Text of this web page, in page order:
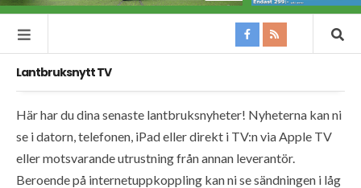
Lantbruksnytt TV
Här har du dina senaste lantbruksnyheter! Nyheterna kan ni
se i datorn, telefonen, iPad eller direkt i TV:n via Apple TV
eller motsvarande utrustning från annan leverantör.
Beroende på internetuppkoppling kan ni se sändningen i låg